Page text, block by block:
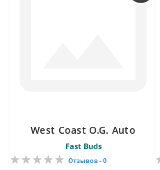
West Coast O.G. Auto
Fast Buds
Отзывов - 0